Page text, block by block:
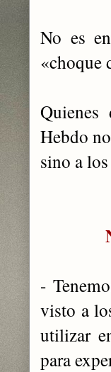
No es
«choque
Hebdo
sino a
-
visto a
utilizar
para